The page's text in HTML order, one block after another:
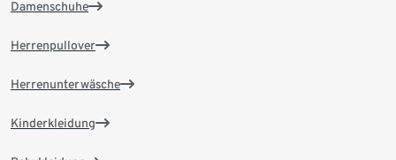
Damenschuhe
Herrenpullover
Herrenunterwäsche
Kinderkleidung